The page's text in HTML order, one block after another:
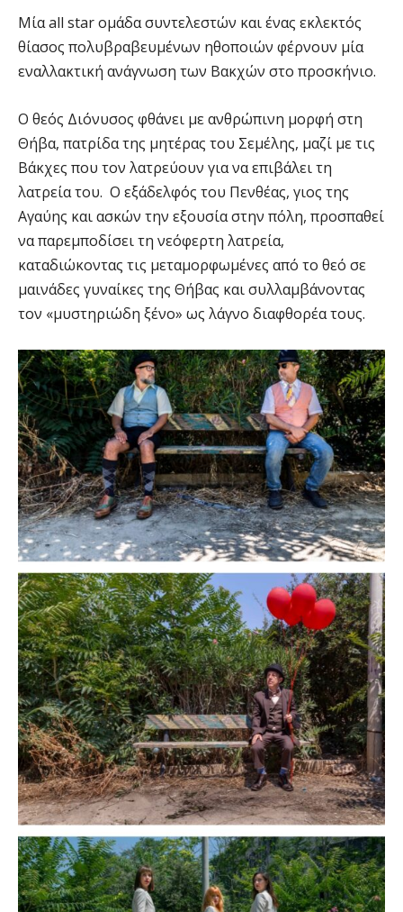
Μία all star ομάδα συντελεστών και ένας εκλεκτός
θίασος πολυβραβευμένων ηθοποιών φέρνουν μία
εναλλακτική ανάγνωση των Βακχών στο προσκήνιο.
Ο θεός Διόνυσος φθάνει με ανθρώπινη μορφή στη
Θήβα, πατρίδα της μητέρας του Σεμέλης, μαζί με τις
Βάκχες που τον λατρεύουν για να επιβάλει τη
λατρεία του. Ο εξάδελφός του Πενθέας, γιος της
Αγαύης και ασκών την εξουσία στην πόλη, προσπαθεί
να παρεμποδίσει τη νεόφερτη λατρεία,
καταδιώκοντας τις μεταμορφωμένες από το θεό σε
μαινάδες γυναίκες της Θήβας και συλλαμβάνοντας
τον «μυστηριώδη ξένο» ως λάγνο διαφθορέα τους.